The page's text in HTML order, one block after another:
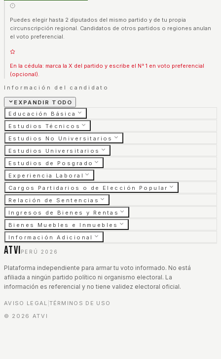
Puedes elegir hasta 2 diputados del mismo partido y de tu propia
circunscripción regional. Candidatos de otros partidos o regiones anulan
el voto preferencial.
En la cédula: marca la X del partido y escribe el N° 1 en voto preferencial
(opcional).
Información del candidato
EXPANDIR TODO
Educación Básica
Estudios Técnicos
Estudios No Universitarios
Estudios Universitarios
Estudios de Posgrado
Experiencia Laboral
Cargos Partidarios o de Elección Popular
Relación de Sentencias
Ingresos de Bienes y Rentas
Bienes Muebles e Inmuebles
Información Adicional
ATVI PERÚ 2026
Plataforma independiente para armar tu voto informado. No está
afiliada a ningún partido político ni organismo electoral. La
información es referencial y no tiene validez electoral oficial.
AVISO LEGAL TÉRMINOS DE USO
© 2026 ATVI